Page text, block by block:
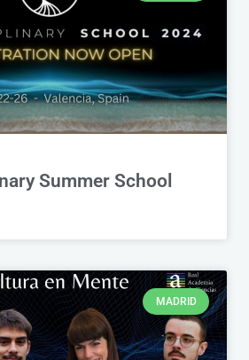
Summer School
MADRID